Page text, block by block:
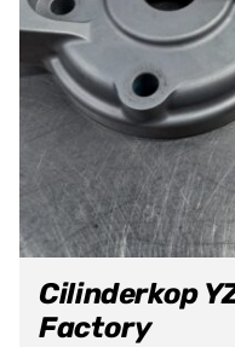
Cilinderkop
Factory